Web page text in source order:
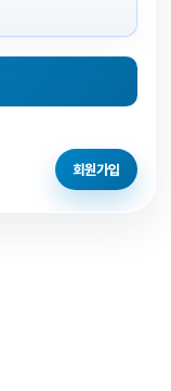
회원가입